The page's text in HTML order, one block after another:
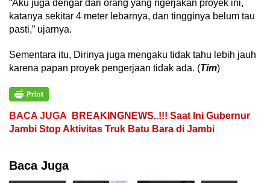
“Aku juga dengar dari orang yang ngerjakan proyek ini,
katanya sekitar 4 meter lebarnya, dan tingginya belum tau
pasti,” ujarnya.
Sementara itu, Dirinya juga mengaku tidak tahu lebih jauh
karena papan proyek pengerjaan tidak ada. (Tim)
BACA JUGA
BREAKINGNEWS..!!! Saat Ini Gubernur
Jambi Stop Aktivitas Truk Batu Bara di Jambi
Baca Juga